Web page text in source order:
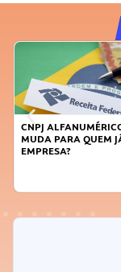
DICAS PARA OBTER